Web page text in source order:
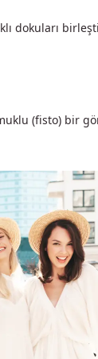
dokuları
(fisto) bir